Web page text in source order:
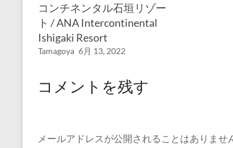
コンチネンタル石垣リゾー
ト / ANA Intercontinental
Ishigaki Resort
Tamagoya 6月 13, 2022
コメントを残す
メールアドレスが公開されることはありませ